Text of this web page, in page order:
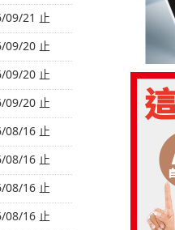
09/21 止
09/20 止
09/20 止
09/20 止
08/16 止
08/16 止
08/16 止
08/16 止